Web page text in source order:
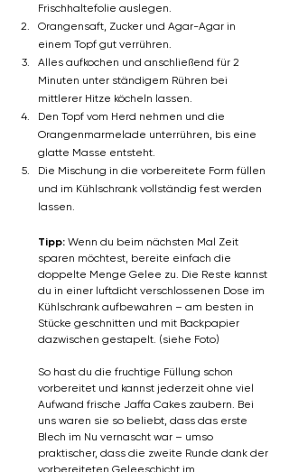
Frischhaltefolie auslegen.
Orangensaft, Zucker und Agar-Agar in
einem Topf gut verrühren.
Alles aufkochen und anschließend für 2
Minuten unter ständigem Rühren bei
mittlerer Hitze köcheln lassen.
Den Topf vom Herd nehmen und die
Orangenmarmelade unterrühren, bis eine
glatte Masse entsteht.
Die Mischung in die vorbereitete Form füllen
und im Kühlschrank vollständig fest werden
lassen.
Tipp: Wenn du beim nächsten Mal Zeit
sparen möchtest, bereite einfach die
doppelte Menge Gelee zu. Die Reste kannst
du in einer luftdicht verschlossenen Dose im
Kühlschrank aufbewahren – am besten in
Stücke geschnitten und mit Backpapier
dazwischen gestapelt. (siehe Foto)
So hast du die fruchtige Füllung schon
vorbereitet und kannst jederzeit ohne viel
Aufwand frische Jaffa Cakes zaubern. Bei
uns waren sie so beliebt, dass das erste
Blech im Nu vernascht war – umso
praktischer, dass die zweite Runde dank der
vorbereiteten Geleeschicht im